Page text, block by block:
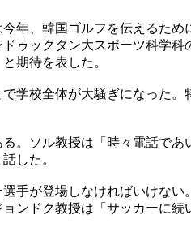
年、韓国ゴルフを伝えるた
ゥックタン大スポーツ科学
期待を表した。
学校全体が大騒ぎになった
。ソル教授は「時々電話で
した。
手が登場しなければいけな
ンドク教授は「サッカーに